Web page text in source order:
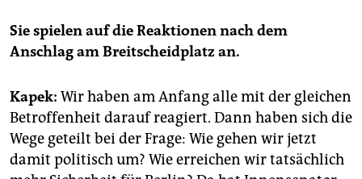
Sie spielen auf die Reaktionen nach dem
Anschlag am Breitscheidplatz an.
Kapek: Wir haben am Anfang alle mit der gleichen
Betroffenheit darauf reagiert. Dann haben sich die
Wege geteilt bei der Frage: Wie gehen wir jetzt
damit politisch um? Wie erreichen wir tatsächlich